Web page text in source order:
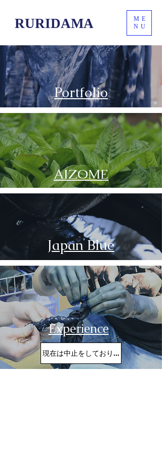
RURIDAMA
ME
NU
​Portfolio
AIZOME
Japan Blue
Experience
現在は中止をしております